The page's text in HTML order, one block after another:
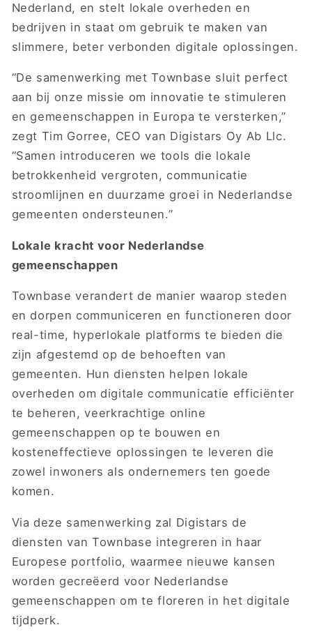
Nederland, en stelt lokale overheden en
bedrijven in staat om gebruik te maken van
slimmere, beter verbonden digitale oplossingen.
“De samenwerking met Townbase sluit perfect
aan bij onze missie om innovatie te stimuleren
en gemeenschappen in Europa te versterken,”
zegt Tim Gorree, CEO van Digistars Oy Ab Llc.
“Samen introduceren we tools die lokale
betrokkenheid vergroten, communicatie
stroomlijnen en duurzame groei in Nederlandse
gemeenten ondersteunen.”
Lokale kracht voor Nederlandse
gemeenschappen
Townbase verandert de manier waarop steden
en dorpen communiceren en functioneren door
real-time, hyperlokale platforms te bieden die
zijn afgestemd op de behoeften van
gemeenten. Hun diensten helpen lokale
overheden om digitale communicatie efficiënter
te beheren, veerkrachtige online
gemeenschappen op te bouwen en
kosteneffectieve oplossingen te leveren die
zowel inwoners als ondernemers ten goede
komen.
Via deze samenwerking zal Digistars de
diensten van Townbase integreren in haar
Europese portfolio, waarmee nieuwe kansen
worden gecreëerd voor Nederlandse
gemeenschappen om te floreren in het digitale
tijdperk.